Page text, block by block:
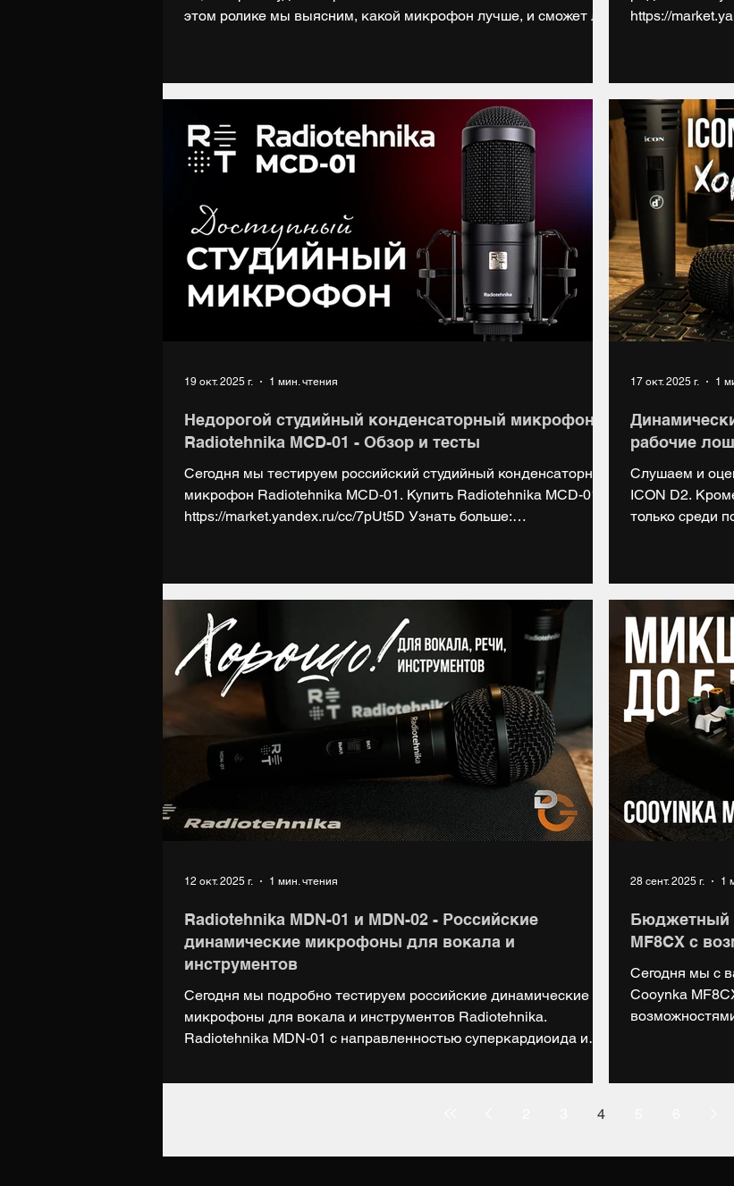
этом ролике мы выясним, какой микрофон лучше, и сможет ли
подписчиков группы ВК: https://vk.com/digiup Для участия в
розыгрыше необходимо: 1. Быть подписчиком YT канала:
youtube.com/digiup 2. Быть подписчиком группы ВК:
https://vk.com/digiup 3. Лайкнуть оста
https://
НАШ САЙТ:
Telegram:
https://
Недорогой студийный конденсаторный микрофон
Radiotehnika MCD-01 - Обзор и тесты
Сегодня мы тестируем российский студийный конденсаторный
микрофон Radiotehnika MCD-01. Купить Radiotehnika MCD-01 -
https://market.yandex.ru/cc/7pUt5D Узнать больше:
https://t.me/digiupnet НАШ МЕРЧ: https://digiup.vsemaykishop.ru
Поддержать нас на Boosty: https://boosty.to/digiup За вокальные
тесты отдельное спасибо: Наташе Мишиной (группа
«Контрабанда») ВК:...
19 окт. 2025 г. 1 мин. чтения
рабочие
Слушаем и
ICON D2.
только среди
НАШ САЙТ:
Telegram:
https://
https://
17 окт. 2025 г. 1
Radiotehnika MDN-01 и MDN-02 - Российские
динамические микрофоны для вокала и
инструментов
Сегодня мы подробно тестируем российские динамические
микрофоны для вокала и инструментов Radiotehnika.
Radiotehnika MDN-01 с направленностью суперкардиоида и
Radiotehnika MDN-01 - https://market.yandex.ru/cc/7myKjq
12 окт. 2025 г. 1 мин. чтения
Бюджетный
MF8CX с
Сегодня мы с
Cooynka
28 сент. 2025 г. 1
4